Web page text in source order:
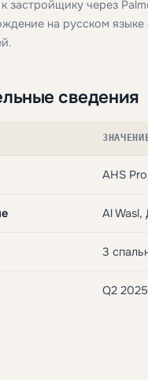
застройщику через
на русском
сведения
AHS
Al Wasl,
3
Q2 2025